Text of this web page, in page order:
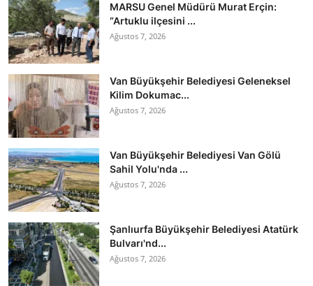
MARSU Genel Müdürü Murat Erçin:
“Artuklu ilçesini ...
Ağustos 7, 2026
Van Büyükşehir Belediyesi Geleneksel
Kilim Dokumac...
Ağustos 7, 2026
Van Büyükşehir Belediyesi Van Gölü
Sahil Yolu'nda ...
Ağustos 7, 2026
Şanlıurfa Büyükşehir Belediyesi Atatürk
Bulvarı'nd...
Ağustos 7, 2026